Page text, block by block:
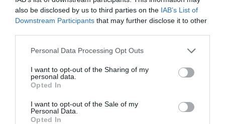
also be disclosed by us to third parties on the IAB’s List of
Downstream Participants that may further disclose it to other
Please note that this website/app uses one or more Google
not limited to your visit or usage behaviour. You may click to
grant or deny consent to Google and its third-party tags to
use your data for below specified purposes in below Google
consent section.
Personal Data Processing Opt Outs
I want to opt-out of the Sharing of my
personal data.
Opted In
I want to opt-out of the Sale of my
Personal Data.
Opted In